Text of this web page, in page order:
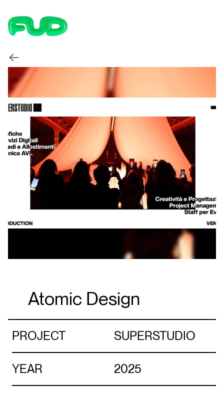
Atomic Design
PROJECT SUPERSTUDIO
YEAR 2025